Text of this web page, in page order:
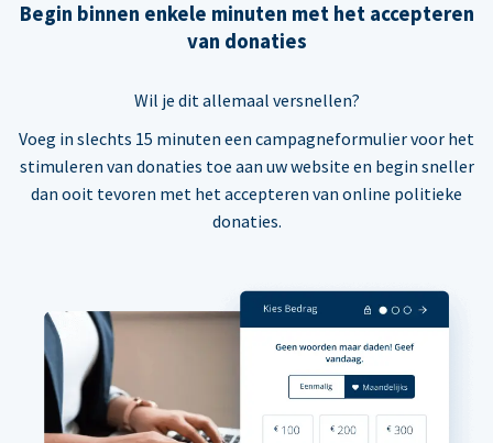
Begin binnen enkele minuten met het accepteren
van donaties
Wil je dit allemaal versnellen?
Voeg in slechts 15 minuten een campagneformulier voor het
stimuleren van donaties toe aan uw website en begin sneller
dan ooit tevoren met het accepteren van online politieke
donaties.